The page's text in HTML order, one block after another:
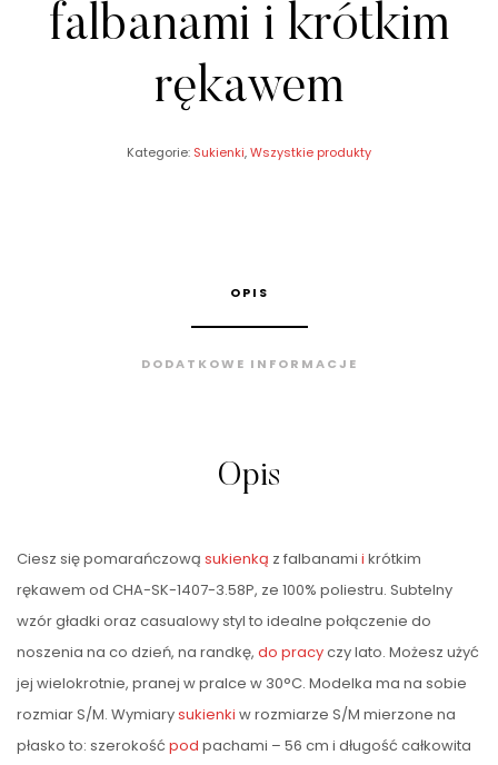
falbanami i krótkim
rękawem
Kategorie: Sukienki,Wszystkie produkty
OPIS
DODATKOWE INFORMACJE
Opis
Ciesz się pomarańczową sukienką z falbanami i krótkim
rękawem od CHA-SK-1407-3.58P, ze 100% poliestru. Subtelny
wzór gładki oraz casualowy styl to idealne połączenie do
noszenia na co dzień, na randkę, do pracyczy lato. Możesz użyć
jej wielokrotnie, pranej w pralce w 30°C. Modelka ma na sobie
rozmiar S/M. Wymiarysukienki w rozmiarze S/M mierzone na
płasko to: szerokość pod pachami – 56 cm i długość całkowita